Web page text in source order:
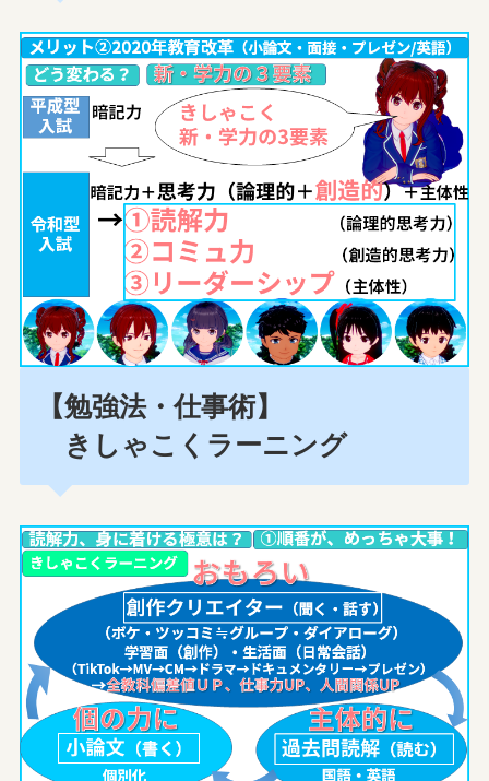
【勉強法・仕事術】
きしゃこくラーニング